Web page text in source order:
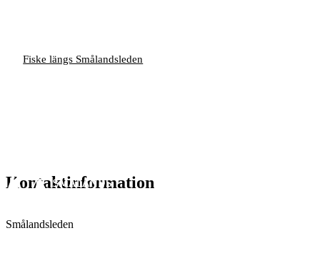
Fiske längs Smålandsleden
Kontaktinformation
Smålandsleden